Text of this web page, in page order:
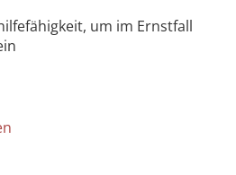
um im Ernstfall